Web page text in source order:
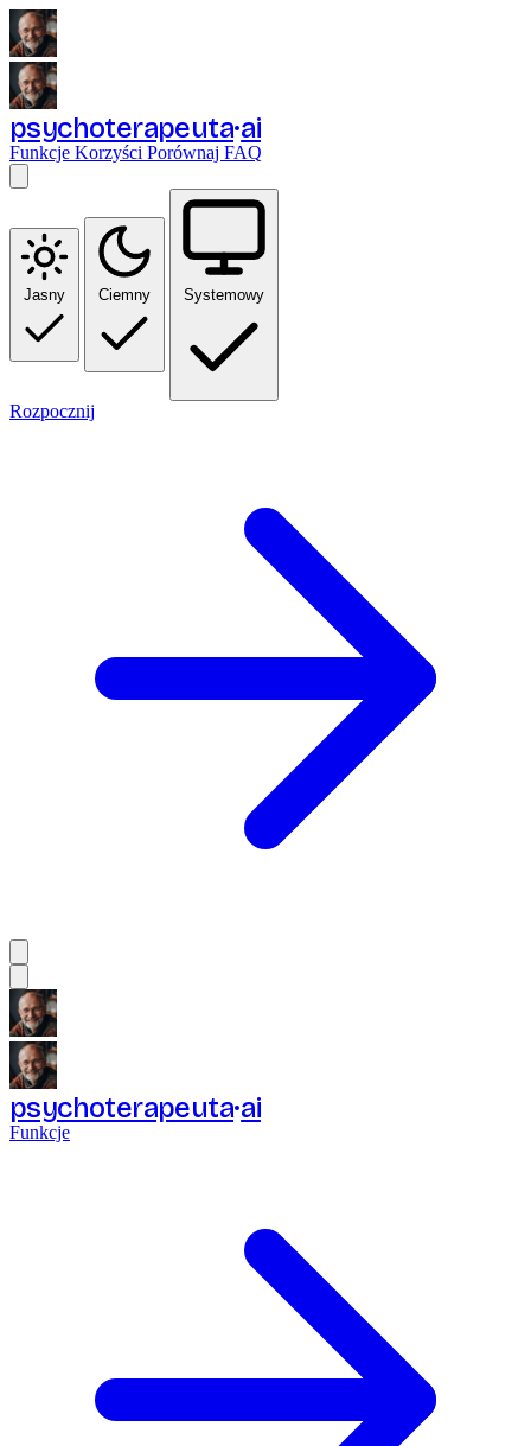
psychoterapeuta ai
Funkcje Korzyści Porównaj FAQ
Jasny Ciemny Systemowy
Rozpocznij
psychoterapeuta ai
Funkcje